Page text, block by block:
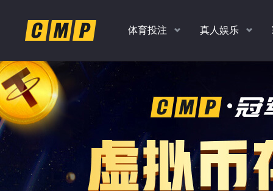
体育投注
返水高达
1.0 %
真人娱乐
返水高达
1.0 %
时时彩、PK10、香港彩
各种玩法任你玩
返水高达
1.10
返水高达
1.20
老虎机，捕鱼，真人 扫码